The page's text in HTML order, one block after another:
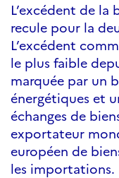
L’excédent de la
recule pour la
L’excédent
le plus faible
marquée par un
énergétiques et
échanges de
exportateur
européen de
les importations.